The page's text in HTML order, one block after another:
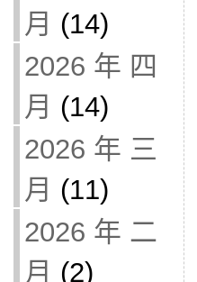
月 (14)
2026 年 四
月 (14)
2026 年 三
月 (11)
2026 年 二
月 (2)